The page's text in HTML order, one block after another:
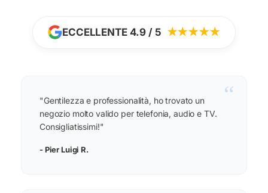
ECCELLENTE 4.9 / 5 ★★★★★
“
"Gentilezza e professionalità, ho trovato un
negozio molto valido per telefonia, audio e TV.
Consigliatissimi!"
- Pier Luigi R.